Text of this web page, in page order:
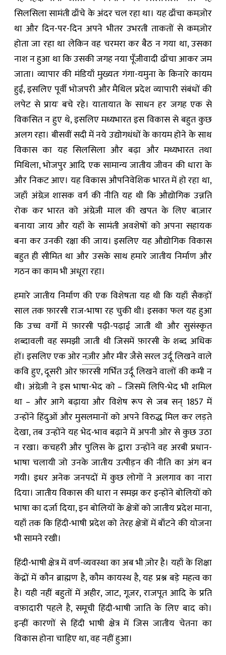
सिलसिला सामंती ढाँचे के अंदर चल रहा था। यह ढाँचा कमज़ोर
था और दिन-पर-दिन अपने भीतर उभरती ताकतों से कमज़ोर
होता जा रहा था लेकिन वह चरमरा कर बैठ न गया था, उसका
नाश न हुआ था कि उसकी जगह नया पूँजीवादी ढाँचा आकर जम
जाता। व्यापार की मंडियाँ मुख्यतः गंगा-यमुना के किनारे कायम
हुईं, इसलिए पूर्वी भोजपरी और मैथिल प्रदेश व्यापारी संबंधों की
लपेट से प्रायः बचे रहे। यातायात के साधन हर जगह एक से
विकसित न हुए थे, इसलिए मध्यभारत इस विकास से बहुत कुछ
अलग रहा। बीसवीं सदी में नये उद्योगधंधों के कायम होने के साथ
विकास का यह सिलसिला और बढ़ा और मध्यभारत तथा
मिथिला, भोजपुर आदि एक सामान्य जातीय जीवन की धारा के
और निकट आए। यह विकास औपनिवेशिक भारत में हो रहा था,
जहाँ अंग्रेज़ शासक वर्ग की नीति यह थी कि औद्योगिक उन्नति
रोक कर भारत को अंग्रेज़ी माल की खपत के लिए बाज़ार
बनाया जाय और यहाँ के सामंती अवशेषों को अपना सहायक
बना कर उनकी रक्षा की जाय। इसलिए यह औद्योगिक विकास
बहुत ही सीमित था और उसके साथ हमारे जातीय निर्माण और
गठन का काम भी अधूरा रहा।
हमारे जातीय निर्माण की एक विशेषता यह थी कि यहाँ सैकड़ों
साल तक फ़ारसी राज-भाषा रह चुकी थी। इसका फल यह हुआ
कि उच्च वर्गों में फ़ारसी पढ़ी-पढ़ाई जाती थी और सुसंस्कृत
शब्दावली वह समझी जाती थी जिसमें फ़ारसी के शब्द अधिक
हों। इसलिए एक ओरनज़ीरऔर मीर जैसे सरल उर्दू लिखने वाले
कवि हुए, दूसरी ओर फ़ारसी गर्भित उर्दू लिखने वालों की कमी न
थी। अंग्रेज़ी ने इस भाषा-भेद को – जिसमें लिपि-भेद भी शमिल
था – और आगे बढ़ाया और विशेष रूप से जब सन् 1857 में
उन्होंने हिंदुओं और मुसलमानों को अपने विरुद्ध मिल कर लड़ते
देखा, तब उन्होंने यह भेद-भाव बढ़ाने में अपनी ओर से कुछ उठा
न रखा। कचहरी और पुलिस के द्वारा उन्होंने वह अरबी प्रधान-
भाषा चलायी जो उनके जातीय उत्पीड़न की नीति का अंग बन
गयी। इधर अनेक जनपदों में कुछ लोगों ने अलगाव का नारा
दिया। जातीय विकास की धारा न समझ कर इन्होंने बोलियों को
भाषा का दर्जा दिया, इन बोलियों के क्षेत्रों को जातीय प्रदेश माना,
यहाँ तक कि हिंदी-भाषी प्रदेश को तेरह क्षेत्रों में बाँटने की योजना
भी सामने रखी।
हिंदी-भाषी क्षेत्र में वर्ण-व्यवस्था का अब भी ज़ोर है। यहाँ के शिक्षा
केंद्रों में कौन ब्राह्मण है, कौम कायस्थ है, यह प्रश्न बड़े महत्व का
है। यही नहीं बहुतों में अहीर, जाट, गूजर, राजपूत आदि के प्रति
वफ़ादारी पहले है, समूची हिंदी-भाषी जाति के लिए बाद को।
इन्हीं कारणों से हिंदी भाषी क्षेत्र में जिस जातीय चेतना का
विकास होना चाहिए था, वह नहीं हुआ।